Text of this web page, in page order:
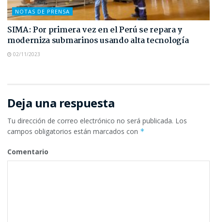
NOTAS DE PRENSA
SIMA: Por primera vez en el Perú se repara y
moderniza submarinos usando alta tecnología
02/11/2023
Deja una respuesta
Tu dirección de correo electrónico no será publicada. Los
campos obligatorios están marcados con *
Comentario